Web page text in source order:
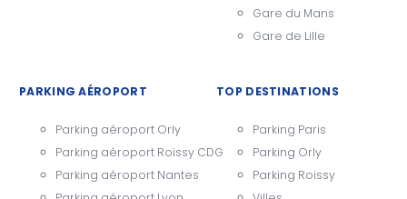
Gare du Mans
Gare de Lille
PARKING AÉROPORT
Parking aéroport Orly
Parking aéroport Roissy CDG
Parking aéroport Nantes
TOP DESTINATIONS
Parking Paris
Parking Orly
Parking Roissy